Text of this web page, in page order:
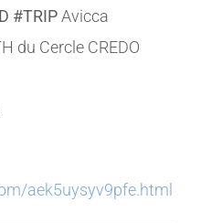
#TRIPAvicca
du Cercle CREDO
aek5uysyv9pfe.html